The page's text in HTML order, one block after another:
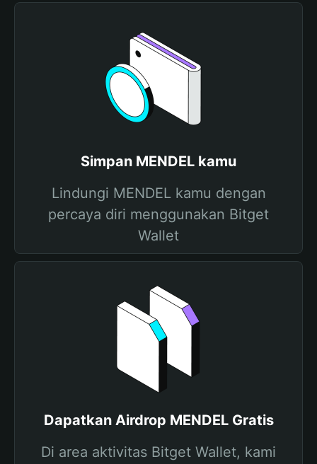
Simpan MENDEL kamu
Lindungi MENDEL kamu dengan
percaya diri menggunakan Bitget
Wallet
Dapatkan Airdrop MENDEL Gratis
Di area aktivitas Bitget Wallet, kami